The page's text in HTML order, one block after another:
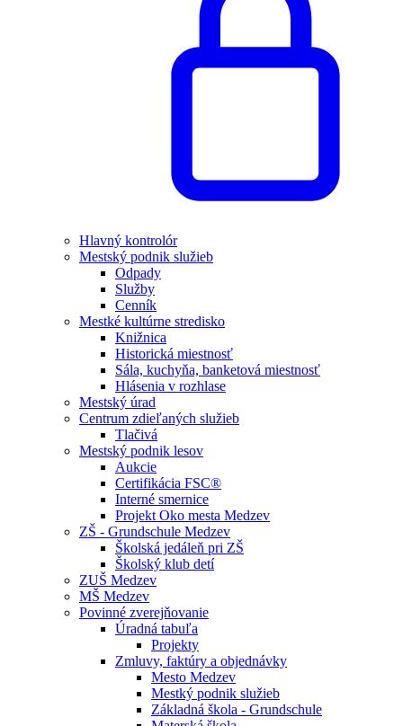
Hlavný kontrolór
Mestský podnik služieb
Odpady
Služby
Cenník
Mestké kultúrne stredisko
Knižnica
Historická miestnosť
Sála, kuchyňa, banketová miestnosť
Hlásenia v rozhlase
Mestský úrad
Centrum zdieľaných služieb
Tlačivá
Mestský podnik lesov
Aukcie
Certifikácia FSC®
Interné smernice
Projekt Oko mesta Medzev
ZŠ - Grundschule Medzev
Školská jedáleň pri ZŠ
Školský klub detí
ZUŠ Medzev
MŠ Medzev
Povinné zverejňovanie
Úradná tabuľa
Projekty
Zmluvy, faktúry a objednávky
Mesto Medzev
Mestký podnik služieb
Základná škola - Grundschule